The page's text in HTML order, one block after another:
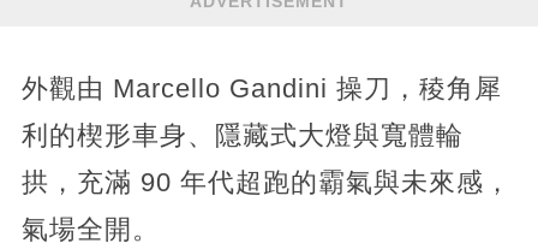
外觀由 Marcello Gandini 操刀，稜角犀
利的楔形車身、隱藏式大燈與寬體輪
拱，充滿 90 年代超跑的霸氣與未來感，
氣場全開。